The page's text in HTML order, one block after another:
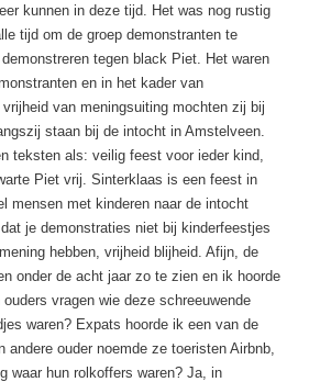
kunnen in deze tijd. Het was nog rustig
tijd om de groep demonstranten te
tegen black Piet. Het waren
en in het kader van
van meningsuiting mochten zij bij
staan bij de intocht in Amstelveen.
teksten als: veilig feest voor ieder kind,
Piet vrij. Sinterklaas is een feest in
mensen met kinderen naar de intocht
je demonstraties niet bij kinderfeestjes
hebben, vrijheid blijheid. Afijn, de
onder de acht jaar zo te zien en ik hoorde
vragen wie deze schreeuwende
waren? Expats hoorde ik een van de
andere ouder noemde ze toeristen Airbnb,
waar hun rolkoffers waren? Ja, in